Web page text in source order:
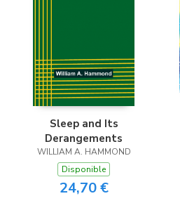
Sleep and Its
Derangements
WILLIAM A. HAMMOND
Disponible
24,70 €